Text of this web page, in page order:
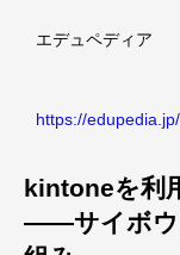
エデュペディア
https://
kintoneを利
――サイボウ